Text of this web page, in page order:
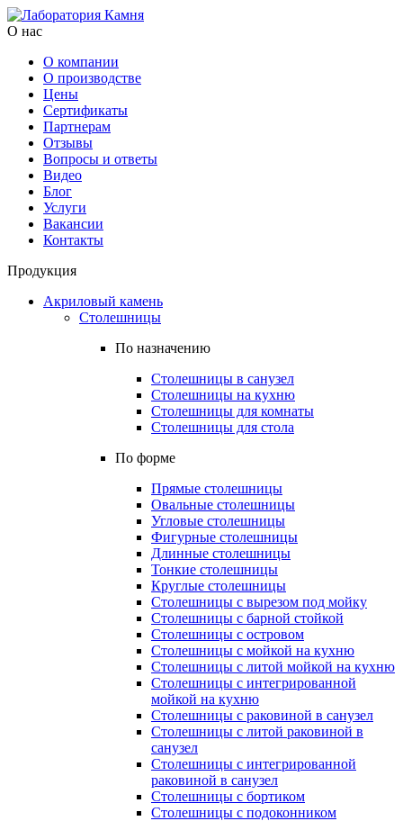
О нас
О компании
О производстве
Цены
Cертификаты
Партнерам
Отзывы
Вопросы и ответы
Видео
Блог
Услуги
Вакансии
Контакты
Продукция
Акриловый камень
Столешницы
По назначению
Столешницы в санузел
Столешницы на кухню
Столешницы для комнаты
Столешницы для стола
По форме
Прямые столешницы
Овальные столешницы
Угловые столешницы
Фигурные столешницы
Длинные столешницы
Тонкие столешницы
Круглые столешницы
Столешницы с вырезом под мойку
Столешницы с барной стойкой
Столешницы с островом
Столешницы с мойкой на кухню
Столешницы с литой мойкой на кухню
Столешницы с интегрированной
мойкой на кухню
Столешницы с раковиной в санузел
Столешницы с литой раковиной в
санузел
Столешницы с интегрированной
раковиной в санузел
Столешницы с бортиком
Столешницы с подоконником